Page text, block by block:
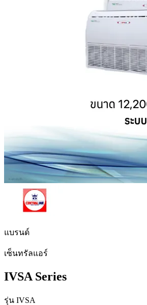
แบรนด์
เซ็นทรัลแอร์
IVSA Series
รุ่น IVSA